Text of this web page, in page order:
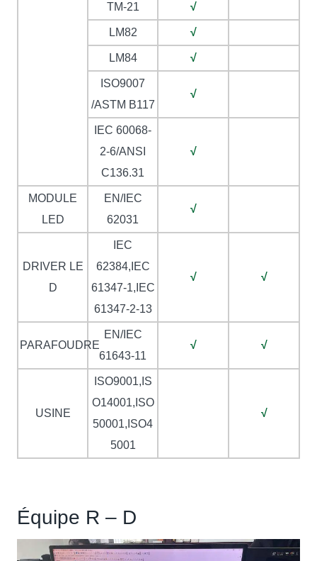
TM-21 √
LM82 √
LM84 √
ISO9007
/ASTM B117
√
IEC 60068-
2-6/ANSI
C136.31
√
MODULE
LED
EN/IEC
62031
√
DRIVER LE
D
IEC
62384,IEC
61347-1,IEC
61347-2-13
√ √
PARAFOUDRE
EN/IEC
61643-11
√ √
USINE
ISO9001,IS
O14001,ISO
50001,ISO4
5001
√
Équipe R – D